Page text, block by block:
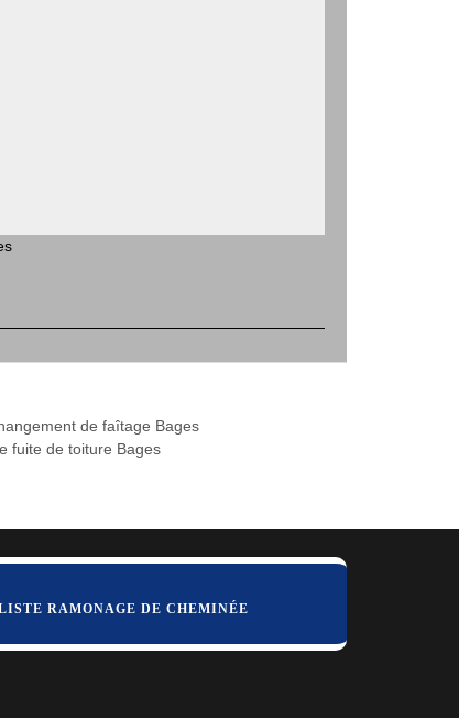
de faîtage Bages
fuite de toiture Bages
RAMONAGE DE CHEMINÉE